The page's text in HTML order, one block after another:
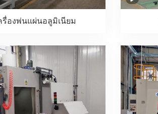
รื่องพ่นแผ่นอลูมิเนียม